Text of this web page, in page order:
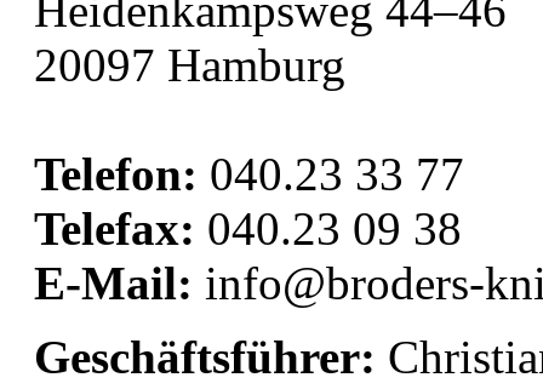
20097 Hamburg
Telefon: 040.23 33 77
Telefax: 040.23 09 38
E-Mail: info@broders-
Geschäftsführer: